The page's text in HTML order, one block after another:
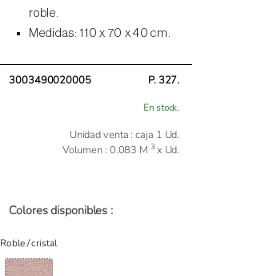
roble.
Medidas: 110 x 70 x 40 cm.
3003490020005 P. 327.
En stock.
Unidad venta : caja 1 Ud.
Volumen : 0.083 M 3 x Ud.
Colores disponibles :
Roble / cristal